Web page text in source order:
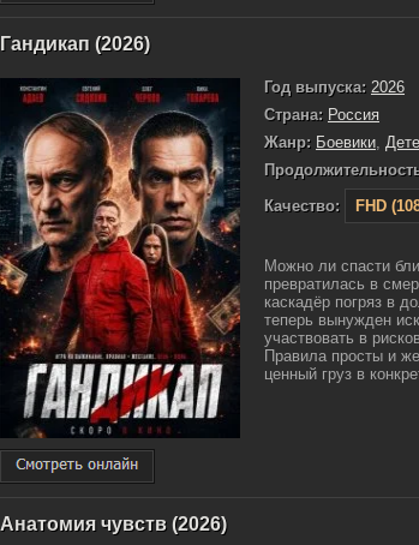
Гандикап (2026)
Год выпуска: 2026
Страна: Россия
Жанр: Боевики,
Качество:
FHD
Можно ли спасти
превратилась в
каскадёр погряз в
теперь вынужден
участвовать в
Правила просты и
ценный груз в
Анатомия чувств (2026)